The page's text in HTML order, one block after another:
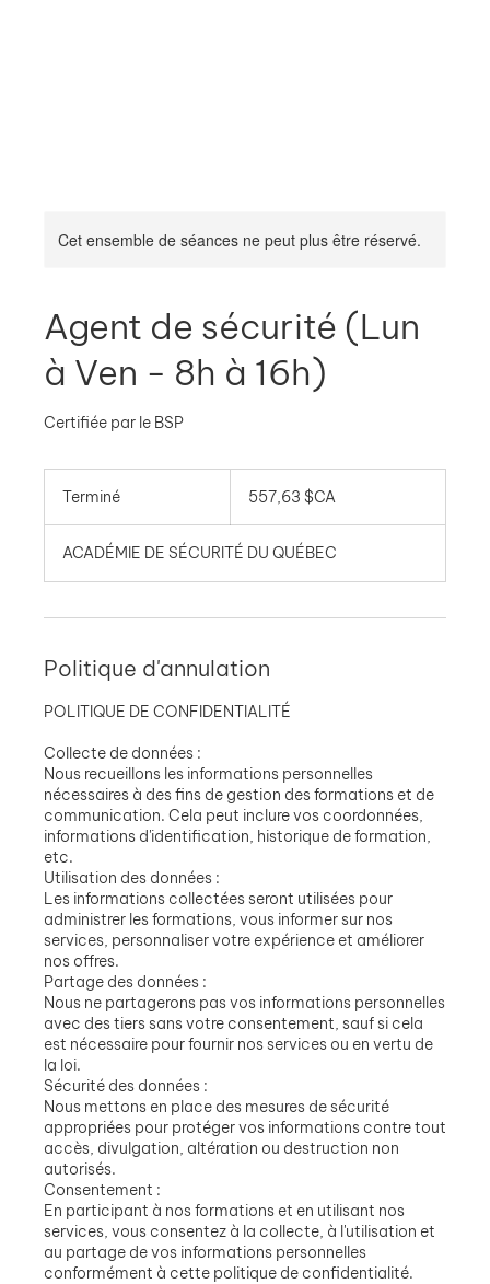
Cet ensemble de séances ne peut plus être réservé.
Agent de sécurité (Lun
à Ven - 8h à 16h)
Certifiée par le BSP
Terminé
m
i
é
canadiens
557,63 $CA
ACADÉMIE DE SÉCURITÉ DU QUÉBEC
Politique d'annulation
POLITIQUE DE CONFIDENTIALITÉ
Collecte de données :
Nous recueillons les informations personnelles
nécessaires à des fins de gestion des formations et de
communication. Cela peut inclure vos coordonnées,
informations d'identification, historique de formation,
etc.
Utilisation des données :
Les informations collectées seront utilisées pour
administrer les formations, vous informer sur nos
services, personnaliser votre expérience et améliorer
nos offres.
Partage des données :
Nous ne partagerons pas vos informations personnelles
avec des tiers sans votre consentement, sauf si cela
est nécessaire pour fournir nos services ou en vertu de
la loi.
Sécurité des données :
Nous mettons en place des mesures de sécurité
appropriées pour protéger vos informations contre tout
accès, divulgation, altération ou destruction non
autorisés.
Consentement :
En participant à nos formations et en utilisant nos
services, vous consentez à la collecte, à l'utilisation et
au partage de vos informations personnelles
conformément à cette politique de confidentialité.